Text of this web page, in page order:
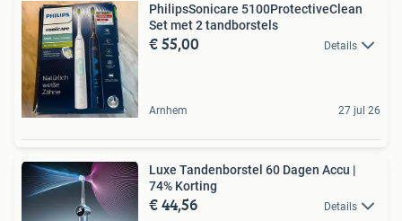
PhilipsSonicare 5100ProtectiveClean
Set met 2 tandborstels
€ 55,00 Details
Arnhem 27 jul 26
Luxe Tandenborstel 60 Dagen Accu |
74% Korting
€ 44,56 Details